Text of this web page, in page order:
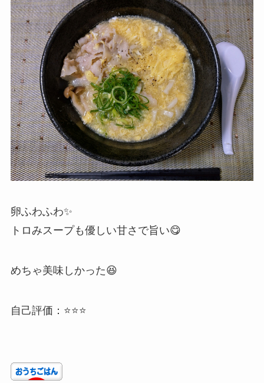
卵ふわふわ✨
トロみスープも優しい甘さで旨い😋
めちゃ美味しかった😆
自己評価：⭐⭐⭐